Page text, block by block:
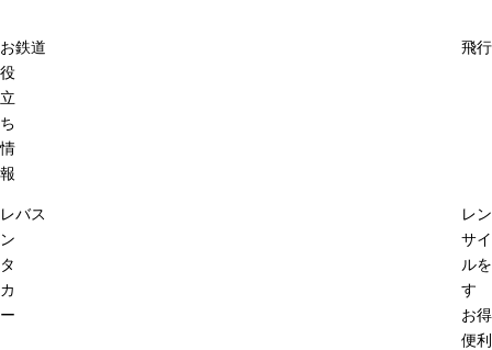
お
役
立
ち
情
報
鉄道 飛
レ
ン
タ
カ
ー
バス
レ
サ
ル
す
お
便